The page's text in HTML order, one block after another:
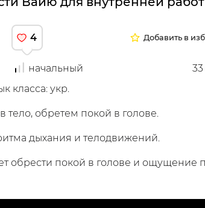
4 Добавить в
начальный 33
класса: укр.
тело, обретем покой в ​​голове.
дыхания и телодвижений.
обрести покой в ​​голове и ощущение